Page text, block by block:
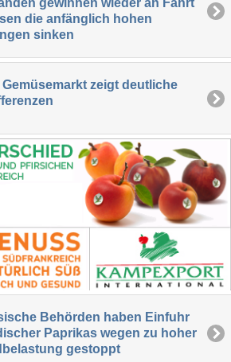
gewinnen wieder an Fahrt
die anfänglich hohen
sinken
zeigt deutliche
Behörden haben Einfuhr
Paprikas wegen zu hoher
gestoppt